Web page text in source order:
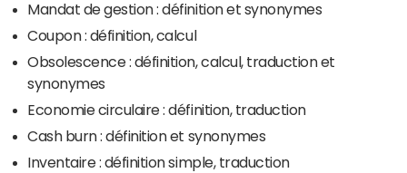
Mandat de gestion : définition et synonymes
Coupon : définition, calcul
Obsolescence : définition, calcul, traduction et
synonymes
Economie circulaire : définition, traduction
Cash burn : définition et synonymes
Inventaire : définition simple, traduction